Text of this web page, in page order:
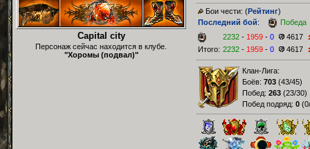
Capital city
Персонаж сейчас находится в клубе.
"Хоромы (подвал)"
Бои чести: (Рейтинг)
Последний бой:
Победа
2232 - 1959 - 0
4617
Итого: 2232 - 1959 - 0 4617
Клан-Лига:
Боёв: 703 (43/45)
Побед: 263 (23/30)
Побед подряд: 0 (